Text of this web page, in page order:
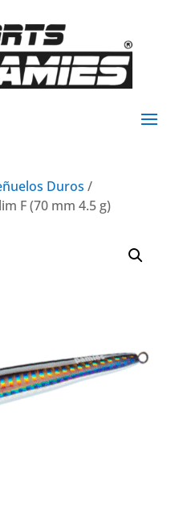
Duros /
F (70 mm 4.5 g)